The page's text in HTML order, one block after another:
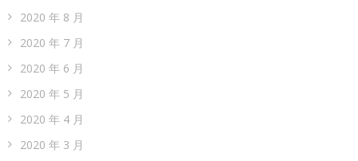
2020 年 8 月
2020 年 7 月
2020 年 6 月
2020 年 5 月
2020 年 4 月
2020 年 3 月